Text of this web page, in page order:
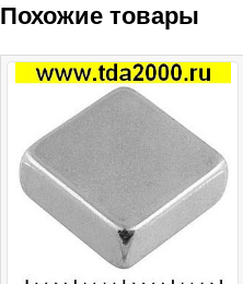
Похожие товары